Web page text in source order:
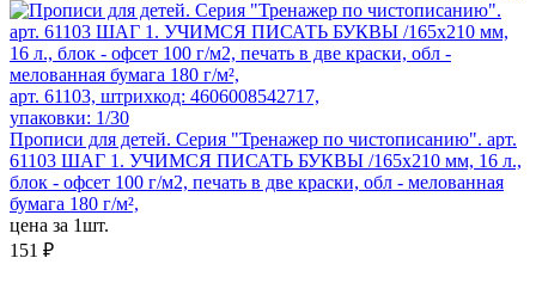
арт. 61103, штрихкод: 4606008542717,
упаковки: 1/30
Прописи для детей. Серия "Тренажер по чистописанию". арт.
61103 ШАГ 1. УЧИМСЯ ПИСАТЬ БУКВЫ /165х210 мм, 16 л.,
блок - офсет 100 г/м2, печать в две краски, обл - мелованная
бумага 180 г/м²,
цена за 1шт.
151 ₽